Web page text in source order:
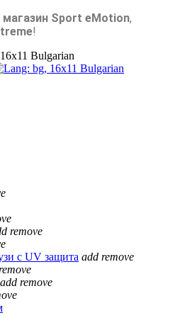
магазин Sport eMotion,
!
Bulgarian
Bulgarian
remove
с UV защита add remove
add remove